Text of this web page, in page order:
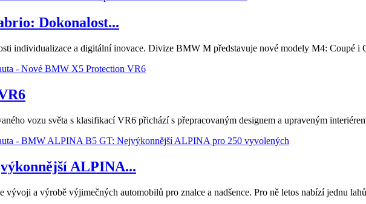
Dokonalost...
individualizace a digitální inovace. Divize BMW M představuje nové modely M4: Coupé i
vozu světa s klasifikací VR6 přichází s přepracovaným designem a upraveným
ALPINA...
vývoji a výrobě výjimečných automobilů pro znalce a nadšence. Pro ně letos nabízí jednu